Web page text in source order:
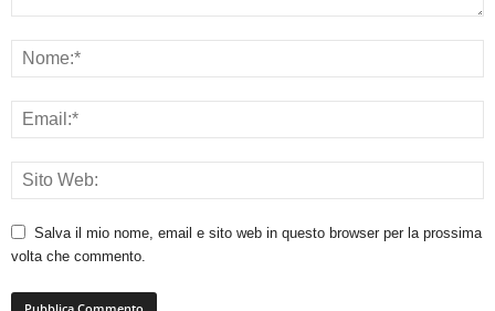
Salva il mio nome, email e sito web in questo browser per la prossima
volta che commento.